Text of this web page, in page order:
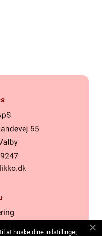
at huske dine indstillinger,